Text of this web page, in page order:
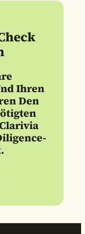
Ihren
Den